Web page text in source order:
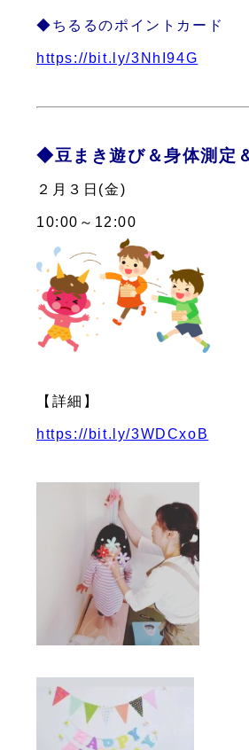
◆ちるるのポイントカード
https://bit.ly/3NhI94G
◆豆まき遊び＆身体測定
２月３日(金)
10:00～12:00
【詳細】
https://bit.ly/3WDCxoB